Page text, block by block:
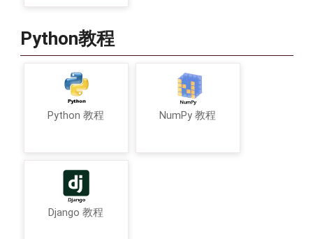
Python教程
Python 教程 NumPy 教程
Django 教程